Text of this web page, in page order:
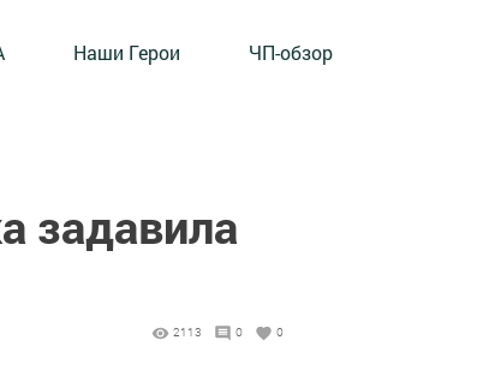
Наши Герои ЧП-обзор
задавила
2113 0 0